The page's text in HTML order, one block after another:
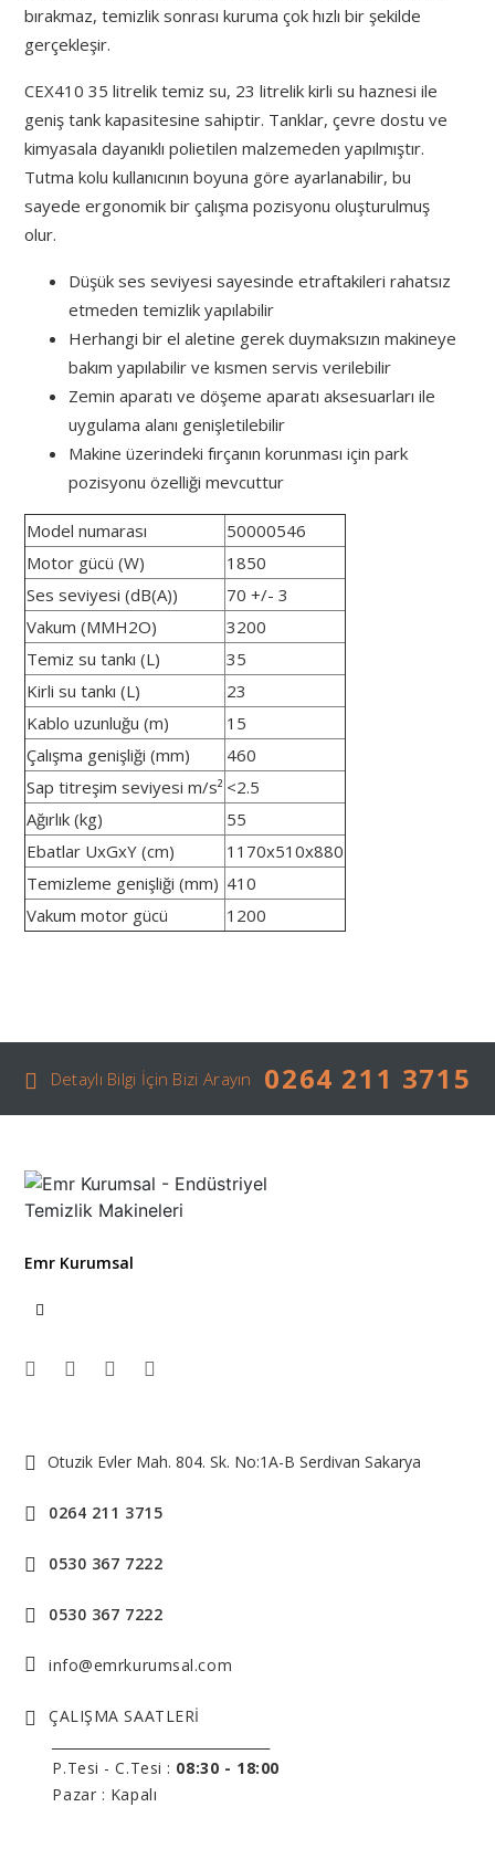
bırakmaz, temizlik sonrası kuruma çok hızlı bir şekilde
gerçekleşir.
CEX410 35 litrelik temiz su, 23 litrelik kirli su haznesi ile
geniş tank kapasitesine sahiptir. Tanklar, çevre dostu ve
kimyasala dayanıklı polietilen malzemeden yapılmıştır.
Tutma kolu kullanıcının boyuna göre ayarlanabilir, bu
sayede ergonomik bir çalışma pozisyonu oluşturulmuş
olur.
Düşük ses seviyesi sayesinde etraftakileri rahatsız
etmeden temizlik yapılabilir
Herhangi bir el aletine gerek duymaksızın makineye
bakım yapılabilir ve kısmen servis verilebilir
Zemin aparatı ve döşeme aparatı aksesuarları ile
uygulama alanı genişletilebilir
Makine üzerindeki fırçanın korunması için park
pozisyonu özelliği mevcuttur
Model numarası
50000546
Motor gücü (W)
1850
Ses seviyesi (dB(A))
70 +/- 3
Vakum (MMH2O)
3200
Temiz su tankı (L)
35
Kirli su tankı (L)
23
Kablo uzunluğu (m)
15
Çalışma genişliği (mm)
460
Sap titreşim seviyesi m/s² <2.5
Ağırlık (kg)
55
Ebatlar UxGxY (cm)
1170x510x880
Temizleme genişliği (mm) 410
Vakum motor gücü
1200
Detaylı Bilgi İçin Bizi Arayın 0264 211 3715
Emr Kurumsal
Otuzik Evler Mah. 804. Sk. No:1A-B Serdivan Sakarya
0264 211 3715
0530 367 7222
0530 367 7222
info@emrkurumsal.com
ÇALIŞMA SAATLERİ
P.Tesi - C.Tesi : 08:30 - 18:00
Pazar : Kapalı